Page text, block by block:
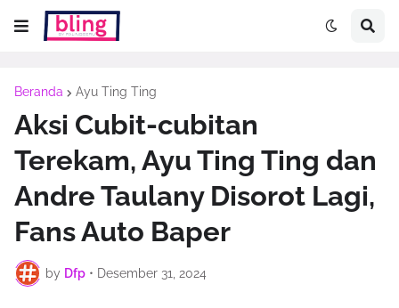
Beranda Ayu Ting Ting
Aksi Cubit-cubitan
Terekam, Ayu Ting Ting dan
Andre Taulany Disorot Lagi,
Fans Auto Baper
by Dfp • Desember 31, 2024